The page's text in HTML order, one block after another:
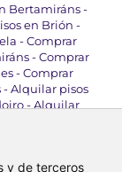
y de terceros
Bertamiráns-
en Brión -
-Comprar
-Comprar
-Comprar
-Alquilar pisos
-Alquilar
Ames (A